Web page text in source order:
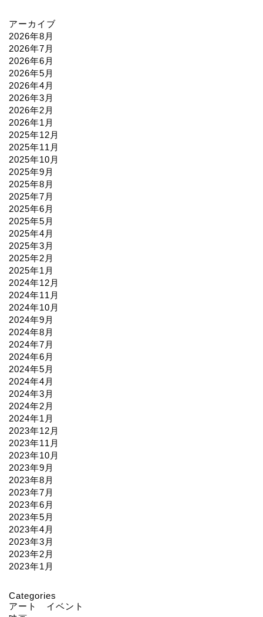
アーカイブ
2026年8月
2026年7月
2026年6月
2026年5月
2026年4月
2026年3月
2026年2月
2026年1月
2025年12月
2025年11月
2025年10月
2025年9月
2025年8月
2025年7月
2025年6月
2025年5月
2025年4月
2025年3月
2025年2月
2025年1月
2024年12月
2024年11月
2024年10月
2024年9月
2024年8月
2024年7月
2024年6月
2024年5月
2024年4月
2024年3月
2024年2月
2024年1月
2023年12月
2023年11月
2023年10月
2023年9月
2023年8月
2023年7月
2023年6月
2023年5月
2023年4月
2023年3月
2023年2月
2023年1月
Categories
アート イベント